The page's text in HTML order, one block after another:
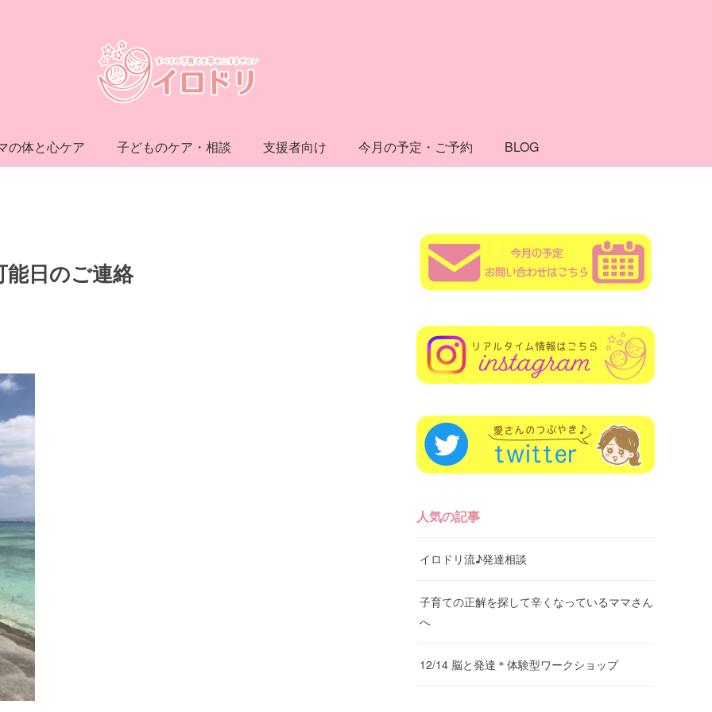
の体と心ケア 子どものケア・相談 支援者向け 今月の予定・ご予約 BLOG
能日のご連絡
人気の記事
イロドリ流♪発達相談
子育ての正解を探して辛くなっているママさん
へ
12/14 脳と発達＊体験型ワークショップ